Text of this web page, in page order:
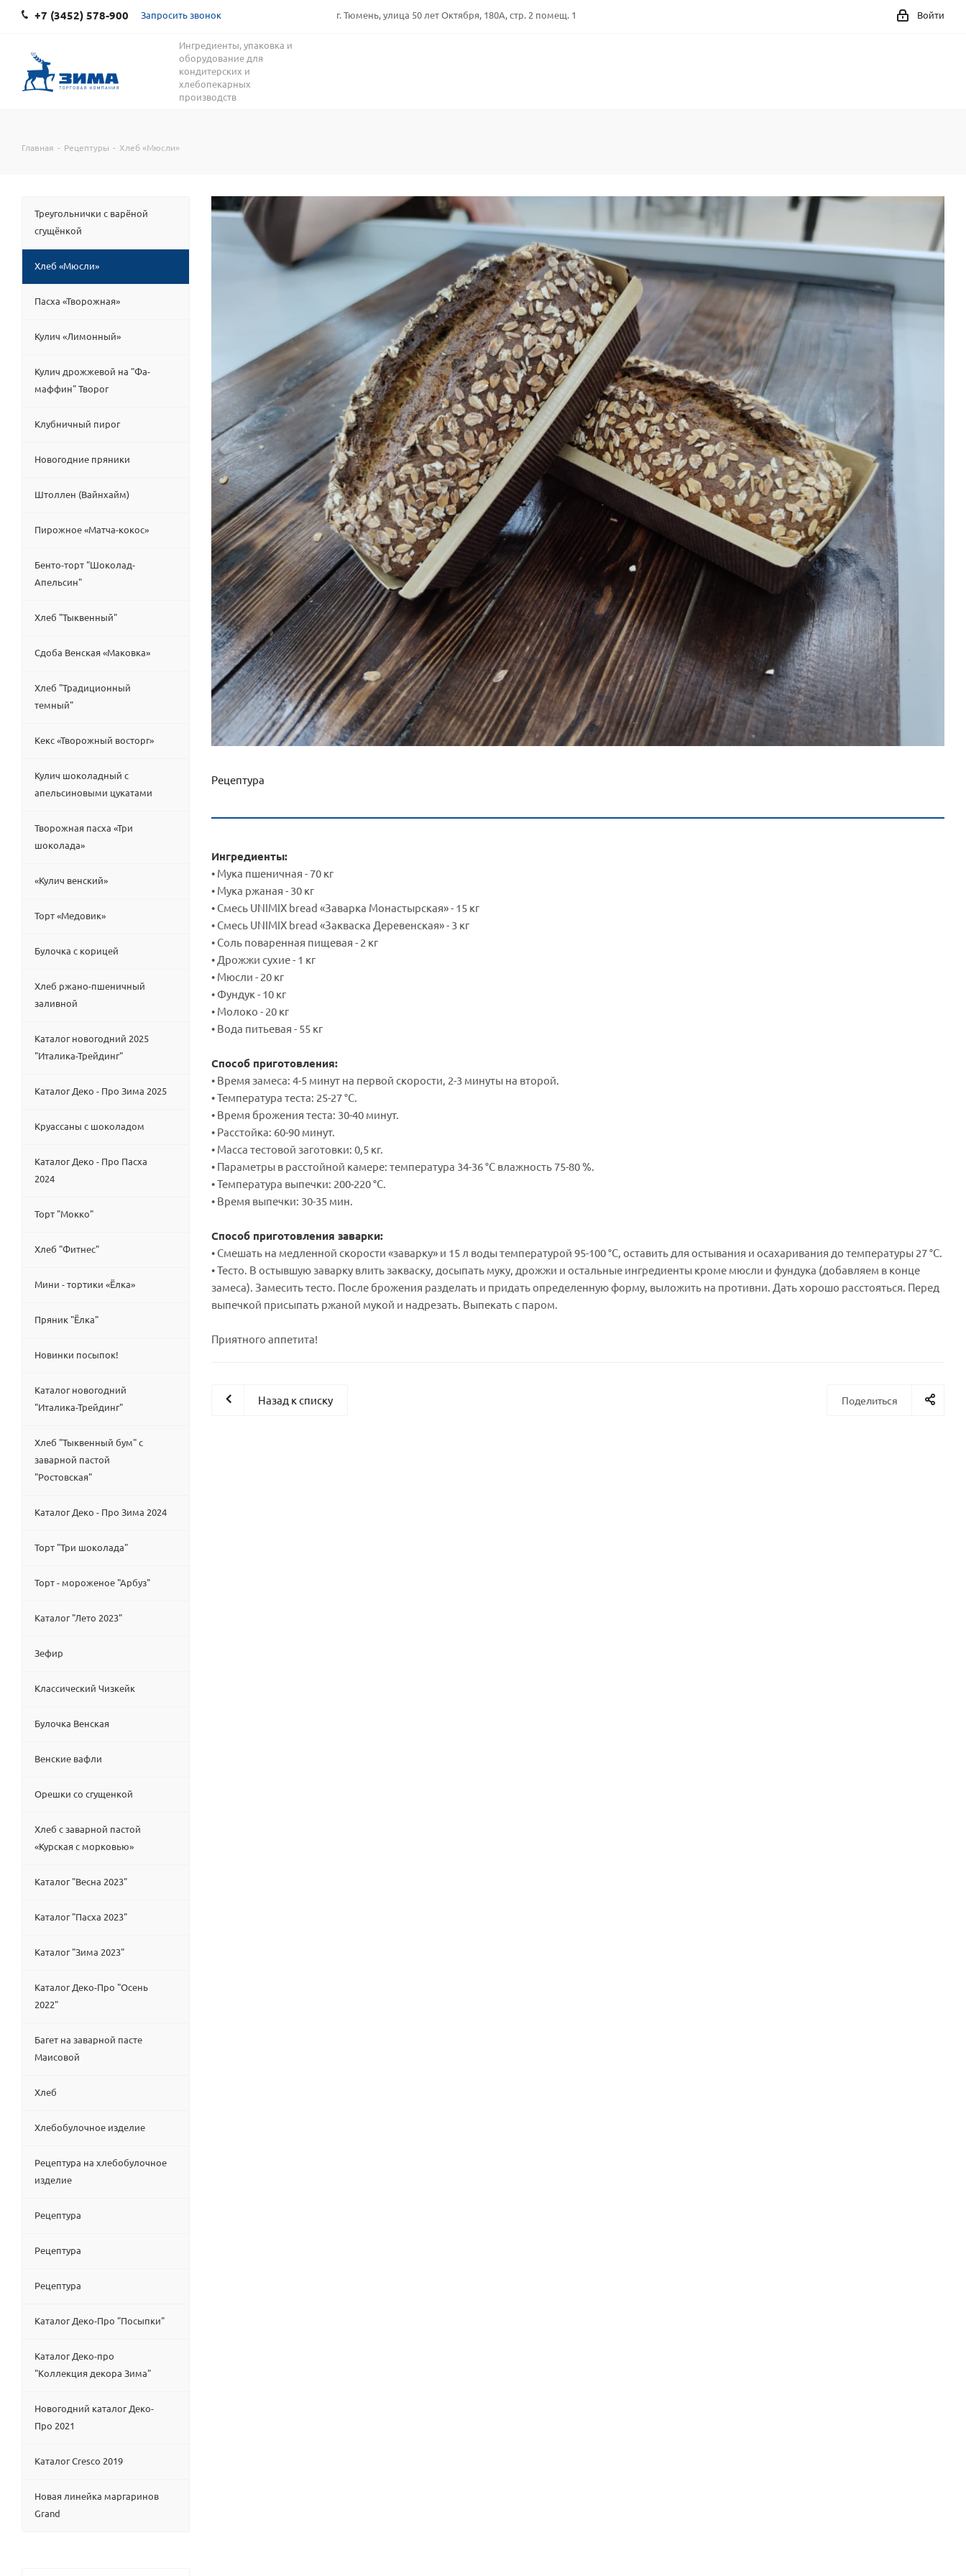
+7 (3452) 578-900 Запросить звонок г. Тюмень, улица 50 лет Октября, 180А, стр. 2 помещ. 1 Войти
Ингредиенты, упаковка и
оборудование для
кондитерских и
хлебопекарных
производств
Главная - Рецептуры - Хлеб «Мюсли»
Рецептура
Ингредиенты:
• Мука пшеничная - 70 кг
• Мука ржаная - 30 кг
• Смесь UNIMIX bread «Заварка Монастырская» - 15 кг
• Смесь UNIMIX bread «Закваска Деревенская» - 3 кг
• Соль поваренная пищевая - 2 кг
• Дрожжи сухие - 1 кг
• Мюсли - 20 кг
• Фундук - 10 кг
• Молоко - 20 кг
• Вода питьевая - 55 кг
Способ приготовления:
• Время замеса: 4-5 минут на первой скорости, 2-3 минуты на второй.
• Температура теста: 25-27 °С.
• Время брожения теста: 30-40 минут.
• Расстойка: 60-90 минут.
• Масса тестовой заготовки: 0,5 кг.
• Параметры в расстойной камере: температура 34-36 °С влажность 75-80 %.
• Температура выпечки: 200-220 °С.
• Время выпечки: 30-35 мин.
Способ приготовления заварки:
• Смешать на медленной скорости «заварку» и 15 л воды температурой 95-100 °С, оставить для остывания и осахаривания до температуры 27 °С.
• Тесто. В остывшую заварку влить закваску, досыпать муку, дрожжи и остальные ингредиенты кроме мюсли и фундука (добавляем в конце
замеса). Замесить тесто. После брожения разделать и придать определенную форму, выложить на противни. Дать хорошо расстояться. Перед
выпечкой присыпать ржаной мукой и надрезать. Выпекать с паром.
Приятного аппетита!
Поделиться
Назад к списку
Треугольнички с варёной
сгущёнкой
Хлеб «Мюсли»
Пасха «Творожная»
Кулич «Лимонный»
Кулич дрожжевой на "Фа-
маффин" Творог
Клубничный пирог
Новогодние пряники
Штоллен (Вайнхайм)
Пирожное «Матча-кокос»
Бенто-торт "Шоколад-
Апельсин"
Хлеб "Тыквенный"
Сдоба Венская «Маковка»
Хлеб "Традиционный
темный"
Кекс «Творожный восторг»
Кулич шоколадный с
апельсиновыми цукатами
Творожная пасха «Три
шоколада»
«Кулич венский»
Торт «Медовик»
Булочка с корицей
Хлеб ржано-пшеничный
заливной
Каталог новогодний 2025
"Италика-Трейдинг"
Каталог Деко - Про Зима 2025
Круассаны с шоколадом
Каталог Деко - Про Пасха
2024
Торт "Мокко"
Хлеб "Фитнес"
Мини - тортики «Ёлка»
Пряник "Ёлка"
Новинки посыпок!
Каталог новогодний
"Италика-Трейдинг"
Хлеб "Тыквенный бум" с
заварной пастой
"Ростовская"
Каталог Деко - Про Зима 2024
Торт "Три шоколада"
Торт - мороженое "Арбуз"
Каталог "Лето 2023"
Зефир
Классический Чизкейк
Булочка Венская
Венские вафли
Орешки со сгущенкой
Хлеб с заварной пастой
«Курская с морковью»
Каталог "Весна 2023"
Каталог "Пасха 2023"
Каталог "Зима 2023"
Каталог Деко-Про "Осень
2022"
Багет на заварной пасте
Маисовой
Хлеб
Хлебобулочное изделие
Рецептура на хлебобулочное
изделие
Рецептура
Рецептура
Рецептура
Каталог Деко-Про "Посыпки"
Каталог Деко-про
"Коллекция декора Зима"
Новогодний каталог Деко-
Про 2021
Каталог Cresco 2019
Новая линейка маргаринов
Grand